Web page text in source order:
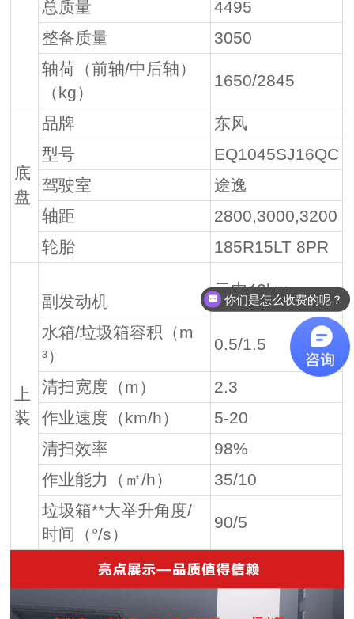
总质量
4495
整备质量
3050
轴荷（前轴/中后轴）
（kg）
1650/2845
底
盘
品牌
东风
型号
EQ1045SJ16QC
驾驶室
途逸
轴距
2800,3000,3200
轮胎
185R15LT 8PR
上
装
副发动机
云内42kw
水箱/垃圾箱容积（m
³）
0.5/1.5
清扫宽度（m）
2.3
作业速度（km/h）
5-20
清扫效率
98%
作业能力（㎡/h）
35/10
垃圾箱**大举升角度/
时间（°/s）
90/5
现在有优惠活动么？